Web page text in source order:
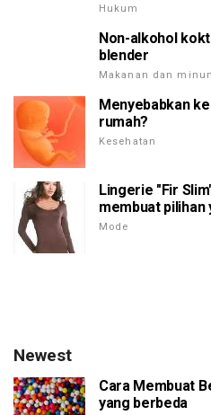
Hukum
Non-alkohol
blender
Makanan dan
Menyebabkan
rumah?
Kesehatan
Lingerie "Fir
membuat pilihan
Mode
Newest
Cara Membuat
yang berbeda